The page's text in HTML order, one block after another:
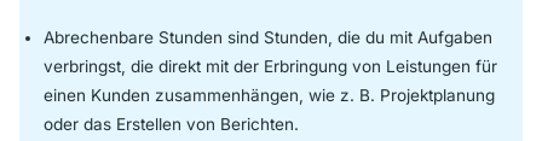
Abrechenbare Stunden sind Stunden, die du mit Aufgaben
verbringst, die direkt mit der Erbringung von Leistungen für
einen Kunden zusammenhängen, wie z. B. Projektplanung
oder das Erstellen von Berichten.